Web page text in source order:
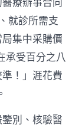
療辦事合同
就診所需支
集中采購價
承受百分之八
！」涯花費
別、核驗醫